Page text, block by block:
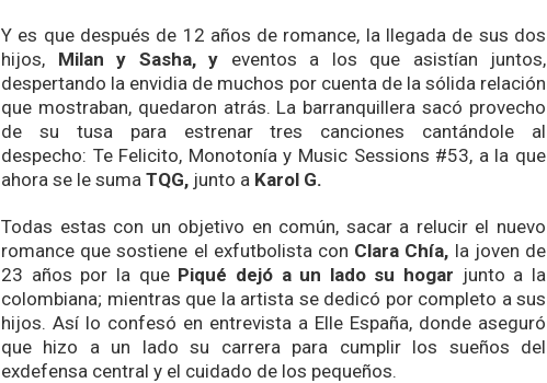
Y es que después de 12 años de romance, la llegada de sus dos
hijos, Milan y Sasha, y eventos a los que asistían juntos,
despertando la envidia de muchos por cuenta de la sólida relación
que mostraban, quedaron atrás. La barranquillera sacó provecho
de su tusa para estrenar tres canciones cantándole al
despecho: Te Felicito, Monotoníay Music Sessions #53, a la que
ahora se le suma TQG, junto a Karol G.
Todas estas con un objetivo en común, sacar a relucir el nuevo
romance que sostiene el exfutbolista con Clara Chía, la joven de
23 años por la que Piqué dejó a un lado su hogar junto a la
colombiana; mientras que la artista se dedicó por completo a sus
hijos. Así lo confesó en entrevista a Elle España, donde aseguró
que hizo a un lado su carrera para cumplir los sueños del
exdefensa central y el cuidado de los pequeños.